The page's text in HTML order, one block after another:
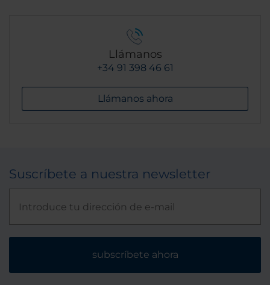
Llámanos
+34 91 398 46 61
Llámanos ahora
Suscríbete a nuestra newsletter
subscríbete ahora